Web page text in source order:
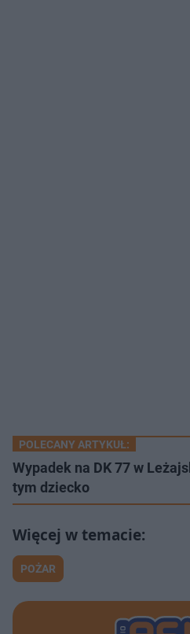
POLECANY ARTYKUŁ:
Wypadek na DK 77 w
tym dziecko
POŻAR